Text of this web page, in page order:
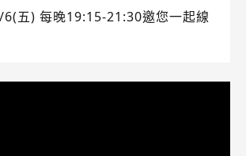
五) 每晚19:15-21:30邀您一起線